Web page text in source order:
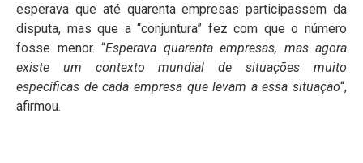
esperava que até quarenta empresas participassem da
disputa, mas que a “conjuntura” fez com que o número
fosse menor. “Esperava quarenta empresas, mas agora
existe um contexto mundial de situações muito
específicas de cada empresa que levam a essa situação“,
afirmou.